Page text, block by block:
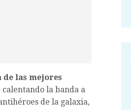
de las mejores
calentando la banda a
de la galaxia,